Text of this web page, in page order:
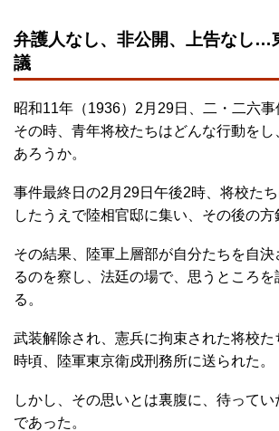
弁護人なし、非公開、上告なし…
議
昭和11年（1936）2月29日、二・二六事
その時、青年将校たちはどんな行動を
あろうか。
事件最終日の2月29日午後2時、将校た
したうえで陸相官邸に集い、その後の方
その結果、陸軍上層部が自分たちを自
るのを察し、法廷の場で、思うところを
る。
武装解除され、憲兵に拘束された将校
時頃、陸軍東京衛戍刑務所に送られた。
しかし、その思いとは裏腹に、待ってい
であった。